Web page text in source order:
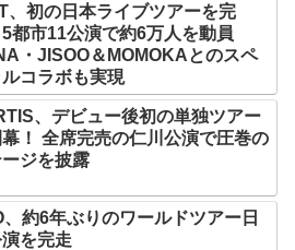
、初の日本ライブツアーを完
市11公演で約6万人を動員
・JISOO＆MOMOKAとのスペ
コラボも実現
、デビュー後初の単独ツアー
！ 全席完売の仁川公演で圧巻の
ージを披露
、約6年ぶりのワールドツアー日
を完走